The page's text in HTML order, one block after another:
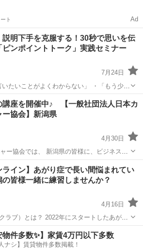
ト Ad
説明下手を克服する！30秒で思いを伝
ピンポイントトーク」実践セミナー
7月24日
たいことがよくわからない」 ・「もう少し
「で、結論は何？」 と言われたことはあり
駅 話し方 コミュニケーション
講座を開催中♪ 【一般社団法人日本カ
ー協会】新潟県
4月30日
ー協会では、 新潟県の皆様に、ビジネス〜
座をオンライン・オフラインで開催してお
リックすると、日程などの詳細情報を見るこ
...
知識 オンライン
ライン】あがり症で長い間悩まれてい
の皆様一緒に練習しませんか？
4月16日
ラブ）とは？ 2022年にスタートしたあがり
会です。 開催実績はオンライン・現地開催
、100名以上の方にご参加いただきました。
方 あがり症
物件多数✨】家賃4万円以下多数
ナシ】賃貸物件多数掲載！